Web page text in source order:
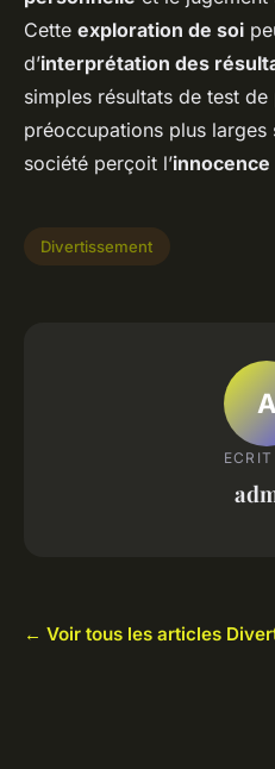
Cette exploration de soi
d’interprétation des
simples résultats de test
préoccupations plus
société perçoit l’innocence
Divertissement
ECRIT
← Voir tous les articles